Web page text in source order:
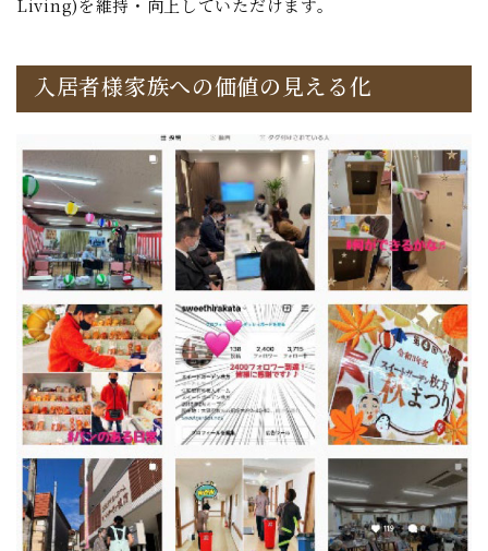
Living)を維持・向上していただけます。
入居者様家族への価値の見える化